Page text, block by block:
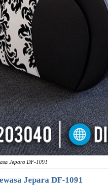
Jepara DF-1091
Jepara DF-1091